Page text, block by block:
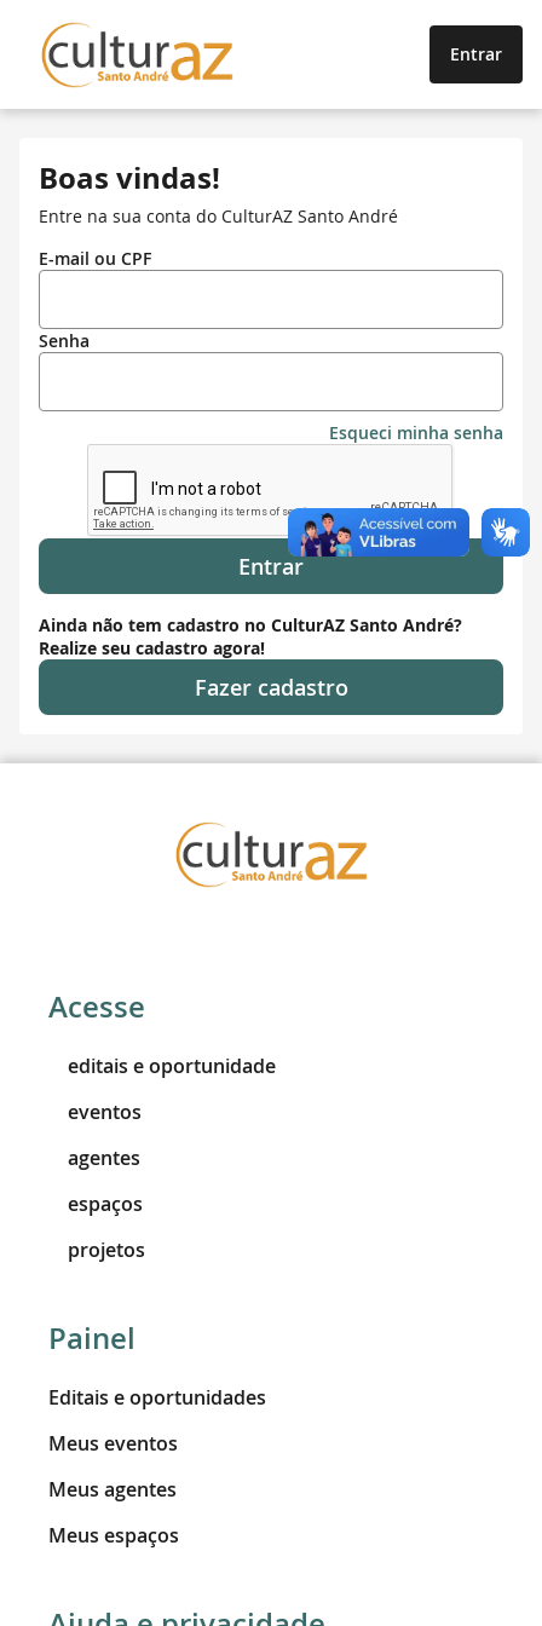
Entrar
Boas vindas!
Entre na sua conta do CulturAZ Santo André
E-mail ou CPF
Senha
Esqueci minha senha
Entrar
Ainda não tem cadastro no CulturAZ Santo André?
Realize seu cadastro agora!
Fazer cadastro
Acesse
editais e oportunidade
eventos
agentes
espaços
projetos
Painel
Editais e oportunidades
Meus eventos
Meus agentes
Meus espaços